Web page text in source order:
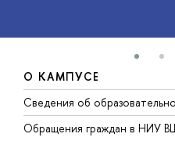
О КАМПУСЕ
Сведения об
Обращения граждан в НИУ